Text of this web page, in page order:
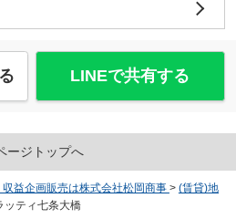
LINEで共有する
ージトップへ
益企画販売は株式会社松岡商事 > (賃貸)地
ッティ七条大橋